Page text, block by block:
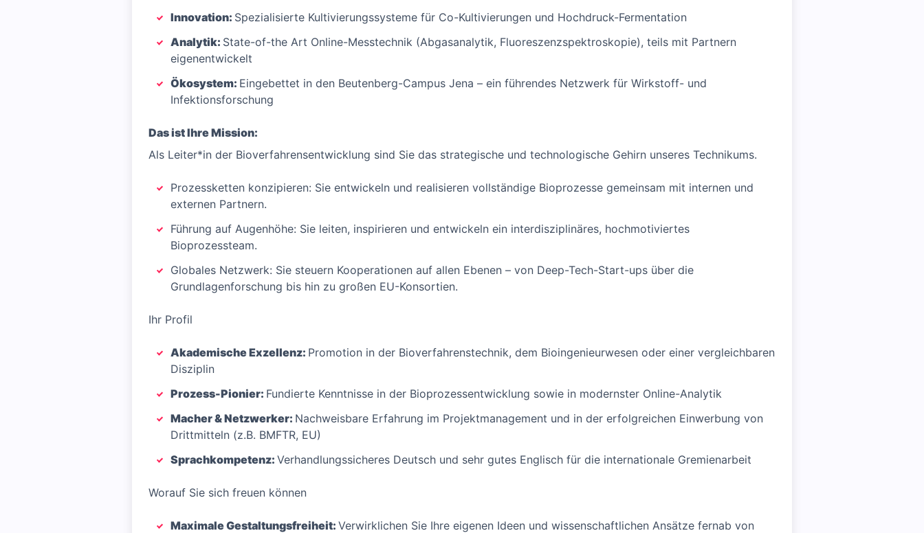
Innovation: Spezialisierte Kultivierungssysteme für Co-Kultivierungen und Hochdruck-Fermentation
Analytik: State-of-the Art Online-Messtechnik (Abgasanalytik, Fluoreszenzspektroskopie), teils mit Partnern
eigenentwickelt
Ökosystem: Eingebettet in den Beutenberg-Campus Jena – ein führendes Netzwerk für Wirkstoff- und
Infektionsforschung
Das ist Ihre Mission:
Als Leiter*in der Bioverfahrensentwicklung sind Sie das strategische und technologische Gehirn unseres Technikums.
Prozessketten konzipieren: Sie entwickeln und realisieren vollständige Bioprozesse gemeinsam mit internen und
externen Partnern.
Führung auf Augenhöhe: Sie leiten, inspirieren und entwickeln ein interdisziplinäres, hochmotiviertes
Bioprozessteam.
Globales Netzwerk: Sie steuern Kooperationen auf allen Ebenen – von Deep-Tech-Start-ups über die
Grundlagenforschung bis hin zu großen EU-Konsortien.
Ihr Profil
Akademische Exzellenz: Promotion in der Bioverfahrenstechnik, dem Bioingenieurwesen oder einer vergleichbaren
Disziplin
Prozess-Pionier: Fundierte Kenntnisse in der Bioprozessentwicklung sowie in modernster Online-Analytik
Macher & Netzwerker: Nachweisbare Erfahrung im Projektmanagement und in der erfolgreichen Einwerbung von
Drittmitteln (z.B. BMFTR, EU)
Sprachkompetenz: Verhandlungssicheres Deutsch und sehr gutes Englisch für die internationale Gremienarbeit
Worauf Sie sich freuen können
Maximale Gestaltungsfreiheit: Verwirklichen Sie Ihre eigenen Ideen und wissenschaftlichen Ansätze fernab von